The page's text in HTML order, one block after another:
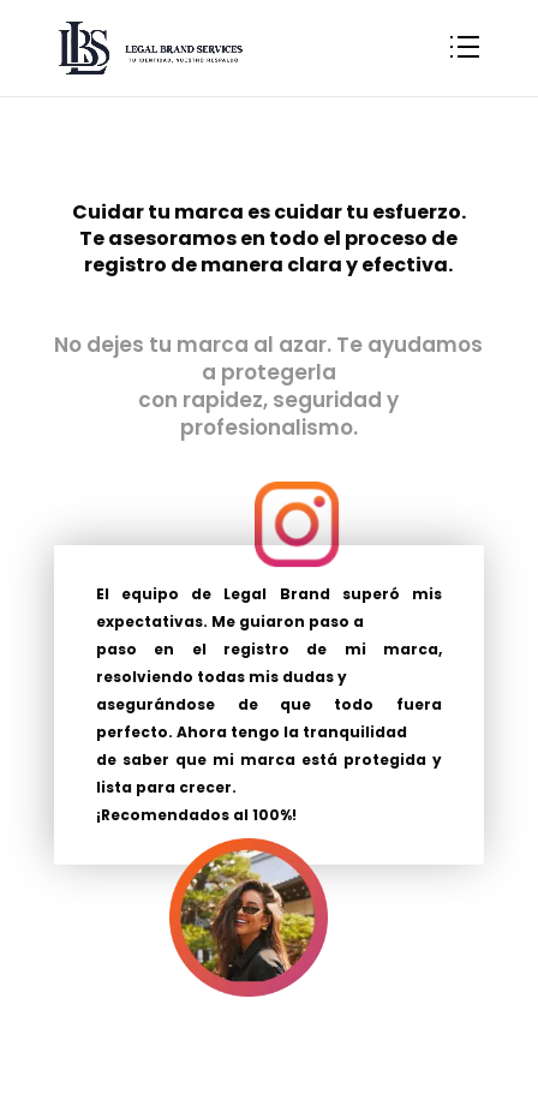
Cuidar tu marca es cuidar tu esfuerzo.
Te asesoramos en todo el proceso de
registro de manera clara y efectiva.
No dejes tu marca al azar. Te ayudamos
a protegerla
con rapidez, seguridad y
profesionalismo.
El equipo de Legal Brand superó mis
expectativas. Me guiaron paso a
paso en el registro de mi marca,
resolviendo todas mis dudas y
asegurándose de que todo fuera
perfecto. Ahora tengo la tranquilidad
de saber que mi marca está protegida y
lista para crecer.
¡Recomendados al 100%!